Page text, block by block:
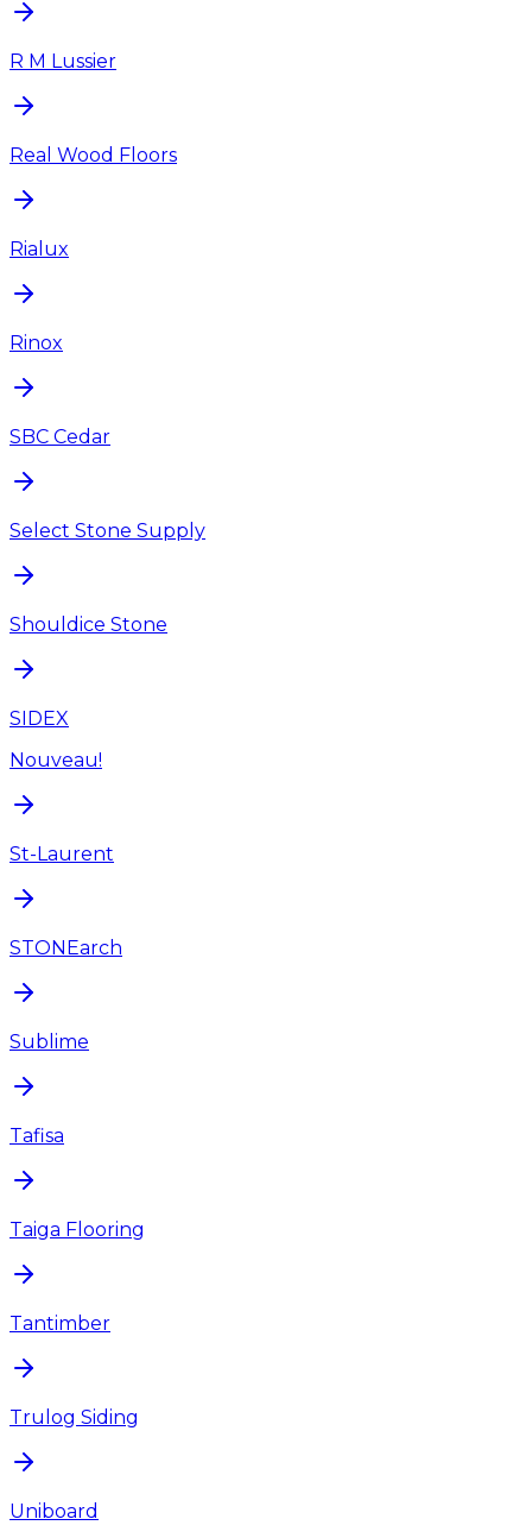
R M Lussier
Real Wood Floors
Rialux
Rinox
SBC Cedar
Select Stone Supply
Shouldice Stone
SIDEX
Nouveau!
St-Laurent
STONEarch
Sublime
Tafisa
Taiga Flooring
Tantimber
Trulog Siding
Uniboard